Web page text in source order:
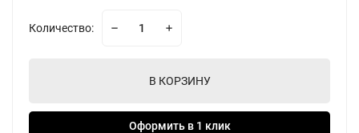
Количество:
В КОРЗИНУ
Оформить в 1 клик